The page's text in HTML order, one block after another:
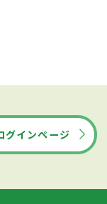
グインページ